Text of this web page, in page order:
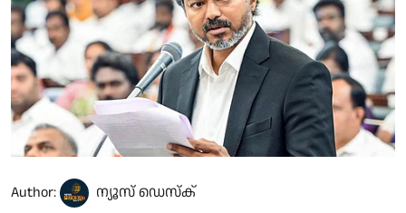
Author: ന്യൂസ് ഡെസ്ക്